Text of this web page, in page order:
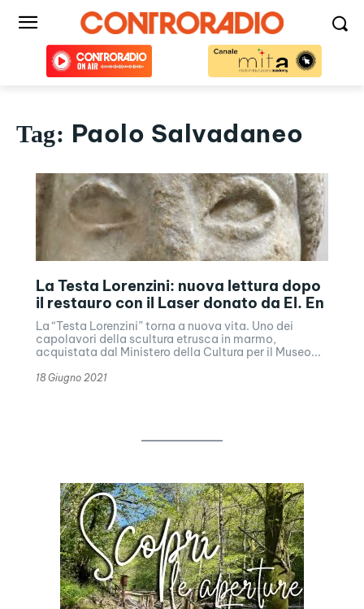
Tag: Paolo Salvadaneo
La Testa Lorenzini: nuova lettura dopo
il restauro con il Laser donato da El. En
La “Testa Lorenzini” torna a nuova vita. Uno dei
capolavori della scultura etrusca in marmo,
acquistata dal Ministero della Cultura per il Museo...
18 Giugno 2021